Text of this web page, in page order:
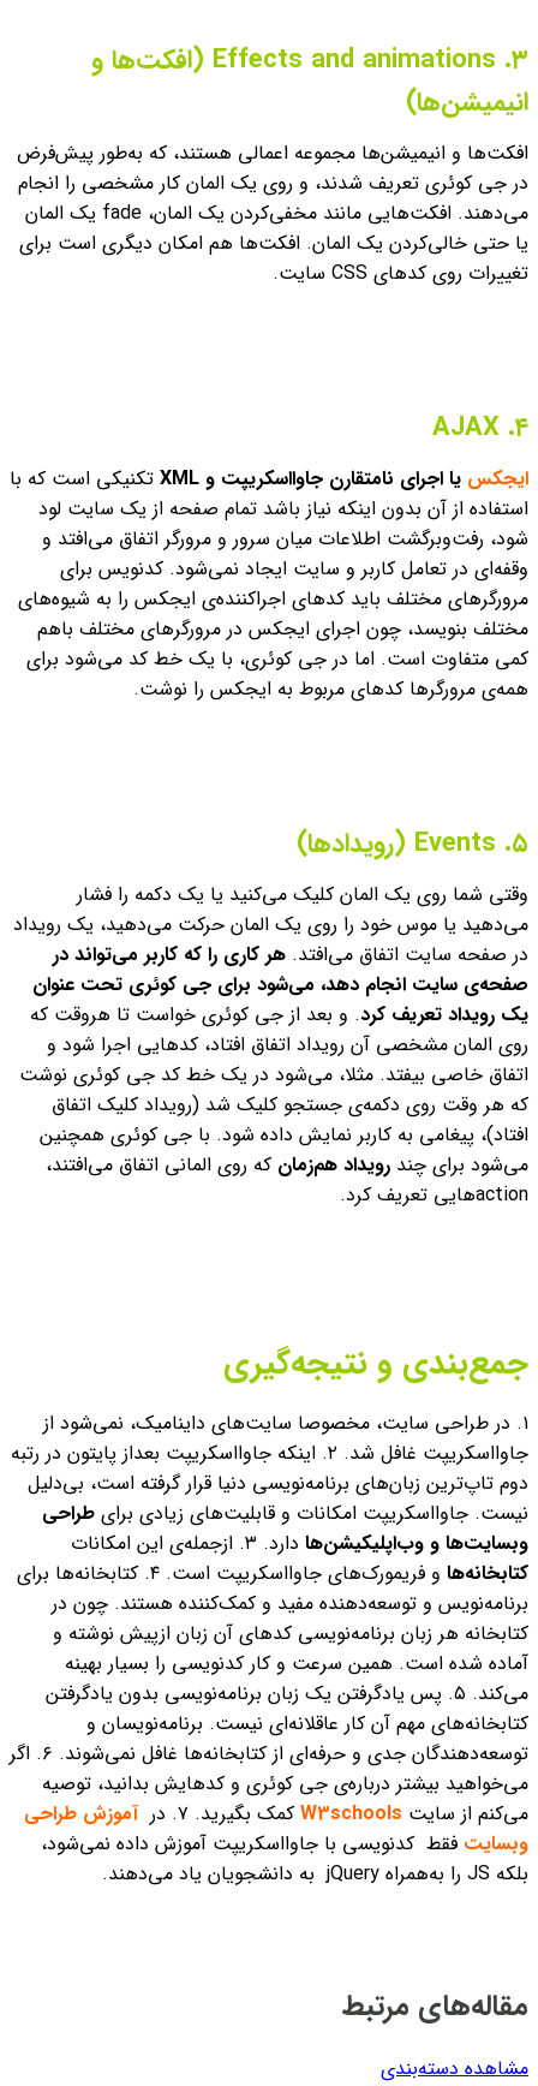
۳.
Effects and animations (افکت‌ها و
انیمیشن‌ها)
افکت‌ها و انیمیشن‌ها مجموعه اعمالی هستند، که به‌طور پیش‌فرض
در جی کوئری تعریف شدند، و روی یک المان کار مشخصی را انجام
می‌دهند. افکت‌هایی مانند مخفی‌کردن یک المان، fade یک المان
یا حتی خالی‌کردن یک المان. افکت‌ها هم امکان دیگری است برای
تغییرات روی کدهای CSS سایت.
۴. AJAX
ایجکس یا اجرای نا‌متقارن جاوااسکریپت و XML
تکنیکی است که با
استفاده از آن بدون اینکه نیاز باشد تمام صفحه از یک سایت لود
شود، رفت‌وبرگشت اطلاعات میان سرور و مرورگر اتفاق می‌‌افتد و
وقفه‌ای در تعامل کاربر و سایت ایجاد نمی‌شود. کدنویس برای
مرورگرهای مختلف باید کدهای اجرا‌کننده‌ی ایجکس را به شیوه‌های
مختلف بنویسد، چون اجرای ایجکس در مرورگرهای مختلف باهم
کمی متفاوت است. اما در جی کوئری، با یک خط کد می‌شود برای
همه‌ی مرورگرها کدهای مربوط به ایجکس را نوشت.
۵. Events (رویدادها)
وقتی شما روی یک المان کلیک می‌کنید یا یک دکمه را فشار
می‌دهید یا موس خود را روی یک المان حرکت می‌دهید، یک رویداد
در صفحه سایت اتفاق می‌افتد. هر کاری را که کاربر می‌تواند در
صفحه‌ی سایت انجام دهد، می‌شود برای جی کوئری تحت عنوان
یک رویداد تعریف کرد. و بعد از جی کوئری خواست تا هروقت که
روی المان مشخصی آن رویداد اتفاق افتاد، کدهایی اجرا شود و
اتفاق خاصی بیفتد. مثلا، می‌شود در یک خط کد جی کوئری نوشت
که هر وقت روی دکمه‌ی جستجو کلیک شد (رویداد کلیک اتفاق
افتاد)، پیغامی به کاربر نمایش داده شود. با جی کوئری همچنین
می‌شود برای چند رویداد هم‌زمان که روی المانی اتفاق می‌افتند،
actionهایی تعریف کرد.
جمع‌بندی و نتیجه‌گیری
۱. در طراحی سایت‌، مخصوصا سایت‌های داینامیک، نمی‌شود از
جاوااسکریپت غافل شد.
۲. اینکه جاوااسکریپت بعداز پایتون در رتبه
دوم تاپ‌ترین زبان‌های برنامه‌نویسی دنیا قرار گرفته است، بی‌دلیل
نیست. جاوااسکریپت امکانات و قابلیت‌های زیادی برای طراحی
وبسایت‌ها و وب‌اپلیکیشن‌ها دارد. ۳. ازجمله‌ی این امکانات
کتابخانه‌ها و فریمورک‌های جاوااسکریپت است.
۴. کتابخانه‌ها برای
برنامه‌نویس و توسعه‌دهنده مفید و کمک‌کننده هستند. چون در
کتابخانه هر زبان برنامه‌نویسی کدهای آن زبان ازپیش‌ نوشته‌ و
آماده شده است. همین سرعت و کار کدنویسی را بسیار بهینه
می‌کند.
۵. پس یاد‌گرفتن یک زبان برنامه‌نویسی بدون یادگرفتن
کتابخانه‌های مهم آن کار عاقلانه‌ای نیست. برنامه‌نویسان و
توسعه‌دهندگان جدی و حرفه‌ا‌ی از کتابخانه‌ها غافل نمی‌شوند.
۶. اگر
می‌خواهید بیشتر درباره‌ی جی کوئری و کدهایش بدانید، توصیه
می‌کنم از سایت W3schools کمک بگیرید. ۷. در
آموزش طراحی
وبسایت فقط کدنویسی با جاوااسکریپت آموزش داده‌ نمی‌شود،
بلکه JS را به‌همراه jQuery به دانشجویان یاد می‌دهند.
مقاله‌های مرتبط
مشاهده دسته‌بندی